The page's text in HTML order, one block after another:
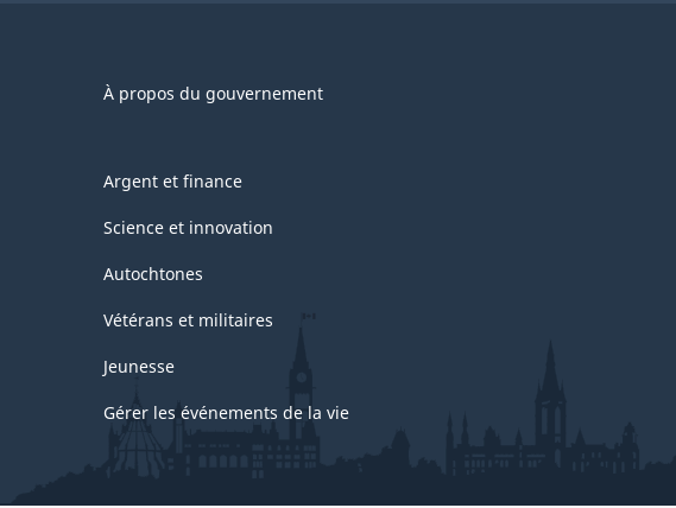
À propos du gouvernement
Argent et finance
Science et innovation
Autochtones
Vétérans et militaires
Jeunesse
Gérer les événements de la vie